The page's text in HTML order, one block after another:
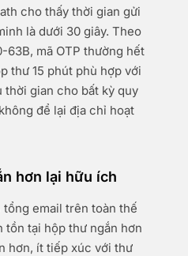
cho thấy thời gian gửi
là dưới 30 giây. Theo
63B, mã OTP thường hết
thư 15 phút phù hợp với
gian cho bất kỳ quy
để lại địa chỉ hoạt
hơn lại hữu ích
email trên toàn thế
tồn tại hộp thư ngắn hơn
hơn, ít tiếp xúc với thư